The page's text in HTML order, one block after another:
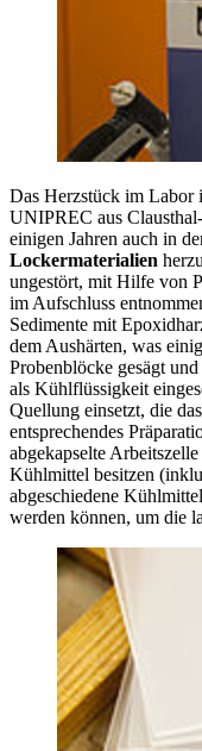
Das Herzstück im Labor
UNIPREC aus
einigen Jahren auch in
Lockermaterialien
ungestört, mit Hilfe von
im Aufschluss
Sedimente mit
dem Aushärten, was
Probenblöcke gesägt
als Kühlflüssigkeit
Quellung einsetzt, die
entsprechendes
abgekapselte
Kühlmittel besitzen
abgeschiedene
werden können, um die